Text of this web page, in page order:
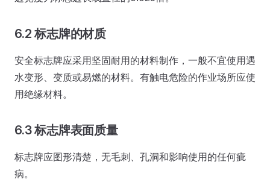
6.2 标志牌的材质
安全标志牌应采用坚固耐用的材料制作，一般不宜使用遇
水变形、变质或易燃的材料。有触电危险的作业场所应使
用绝缘材料。
6.3 标志牌表面质量
标志牌应图形清楚，无毛刺、孔洞和影响使用的任何疵
病。